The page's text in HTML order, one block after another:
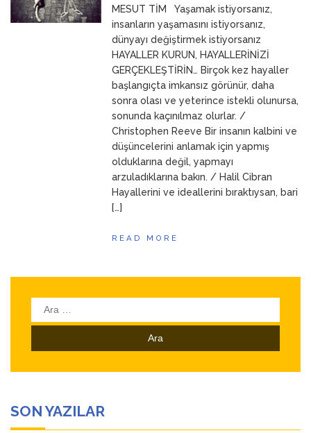
MESUT TİM Yaşamak istiyorsanız,
insanların yaşamasını istiyorsanız,
dünyayı değiştirmek istiyorsanız
HAYALLER KURUN, HAYALLERİNİZİ
GERÇEKLEŞTİRİN… Birçok kez hayaller
başlangıçta imkansız görünür, daha
sonra olası ve yeterince istekli olunursa,
sonunda kaçınılmaz olurlar. /
Christophen Reeve Bir insanın kalbini ve
düşüncelerini anlamak için yapmış
olduklarına değil, yapmayı
arzuladıklarına bakın. / Halil Cibran
Hayallerini ve ideallerini bıraktıysan, bari
[…]
READ MORE
Arama:
SON YAZILAR